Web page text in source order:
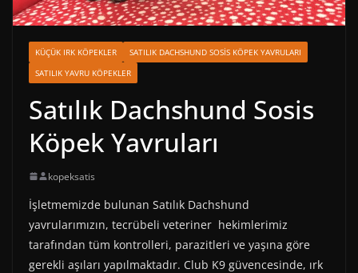
KÜÇÜK IRK KÖPEKLER
SATILIK DACHSHUND SOSIS KÖPEK YAVRULARI
SATILIK YAVRU KÖPEKLER
Satılık Dachshund Sosis
Köpek Yavruları
kopeksatis
İşletmemizde bulunan Satılık Dachshund
yavrularımızın, tecrübeli veteriner hekimlerimiz
tarafından tüm kontrolleri, parazitleri ve yaşına göre
gerekli aşıları yapılmaktadır. Club K9 güvencesinde, ırk